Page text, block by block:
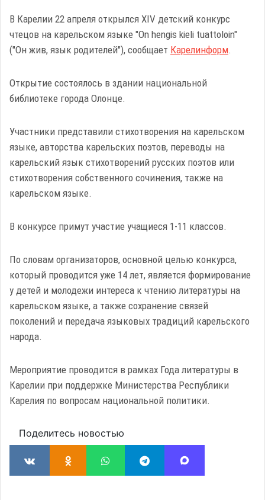
В Карелии 22 апреля открылся XIV детский конкурс
чтецов на карельском языке "On hengis kieli tuattoloin"
("Он жив, язык родителей"), сообщает Карелинформ.
Открытие состоялось в здании национальной
библиотеке города Олонце.
Участники представили стихотворения на карельском
языке, авторства карельских поэтов, переводы на
карельский язык стихотворений русских поэтов или
стихотворения собственного сочинения, также на
карельском языке.
В конкурсе примут участие учащиеся 1-11 классов.
По словам организаторов, основной целью конкурса,
который проводится уже 14 лет, является формирование
у детей и молодежи интереса к чтению литературы на
карельском языке, а также сохранение связей
поколений и передача языковых традиций карельского
народа.
Мероприятие проводится в рамках Года литературы в
Карелии при поддержке Министерства Республики
Карелия по вопросам национальной политики.
Поделитесь новостью